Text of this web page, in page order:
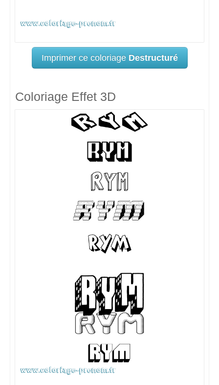
Imprimer ce coloriage Destructuré
Coloriage Effet 3D